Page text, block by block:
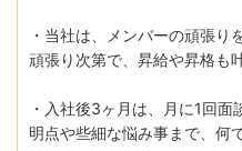
・当社は、メンバーの頑張り
頑張り次第で、昇給や昇格も
・入社後3ヶ月は、月に1回
明点や些細な悩み事まで、何